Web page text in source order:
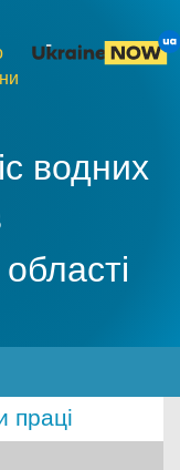
водних
MENU
праці